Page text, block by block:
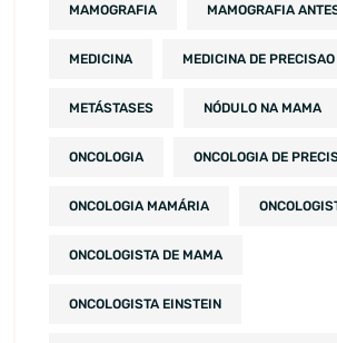
MAMOGRAFIA MAMOGRAFIA
MEDICINA MEDICINA DE PRECISAO
METÁSTASES NÓDULO NA MAMA
ONCOLOGIA ONCOLOGIA DE
ONCOLOGIA MAMÁRIA
ONCOLOGISTA DE MAMA
ONCOLOGISTA EINSTEIN